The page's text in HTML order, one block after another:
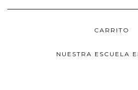
CARRITO
NUESTRA ESCUELA